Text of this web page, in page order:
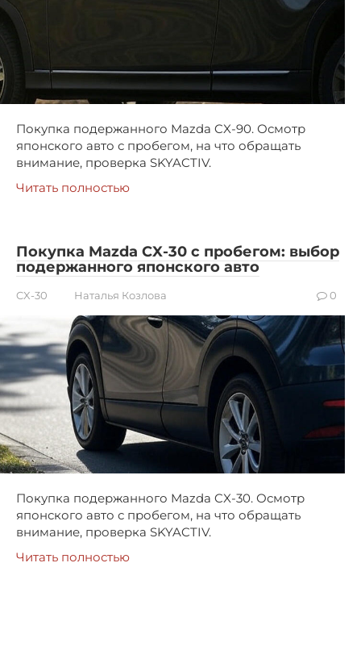
Покупка подержанного Mazda CX-90. Осмотр
японского авто с пробегом, на что обращать
внимание, проверка SKYACTIV.
Читать полностью
Покупка Mazda CX-30 с пробегом: выбор
подержанного японского авто
CX-30 Наталья Козлова 0
Покупка подержанного Mazda CX-30. Осмотр
японского авто с пробегом, на что обращать
внимание, проверка SKYACTIV.
Читать полностью